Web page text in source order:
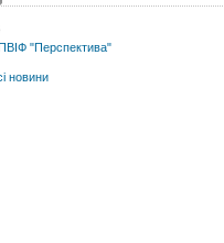
ПВІФ "Перспектива"
новини